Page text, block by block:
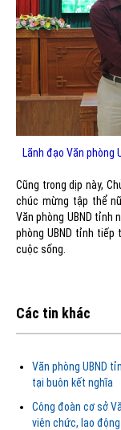
Lãnh đạo Văn phòng
Cũng trong dịp này,
chúc mừng tập thể
Văn phòng UBND tỉnh
phòng UBND tỉnh
cuộc sống.
Các tin khác
Văn phòng UBND
tại buôn kết nghĩa
Công đoàn cơ sở
viên chức, lao